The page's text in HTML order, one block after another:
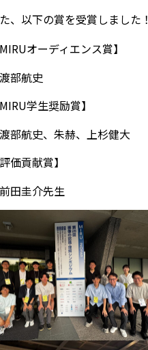
、以下の賞を受賞しました！
オーディエンス賞】
渡部航史
学生奨励賞】
渡部航史、朱赫、上杉健大
価貢献賞】
前田圭介先生